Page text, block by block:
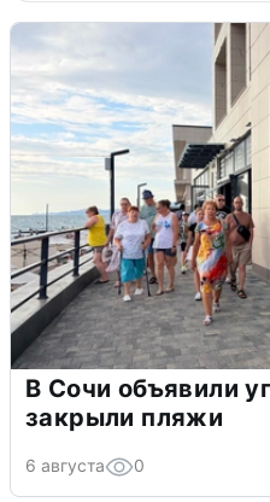
В Сочи объявили
закрыли пляжи
6 августа 0